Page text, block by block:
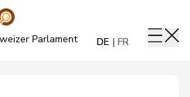
Parlament DE FR